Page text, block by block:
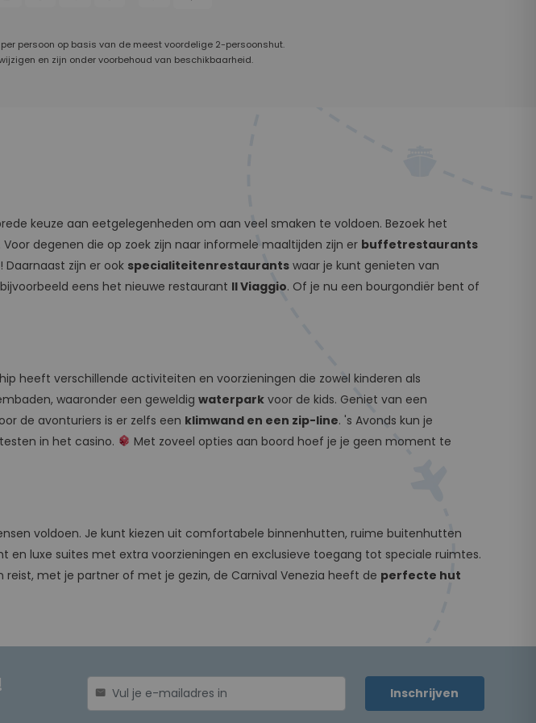
persoon op basis van de meest voordelige 2-persoonshut.
en zijn onder voorbehoud van beschikbaarheid.
keuze aan eetgelegenheden om aan veel smaken te voldoen. Bezoek het
degenen die op zoek zijn naar informele maaltijden zijn er buffetrestaurants
zijn er ook specialiteitenrestaurants waar je kunt genieten van
eens het nieuwe restaurant Il Viaggio. Of je nu een bourgondiër bent of
heeft verschillende activiteiten en voorzieningen die zowel kinderen als
waaronder een geweldig waterpark voor de kids. Geniet van een
de avonturiers is er zelfs een klimwand en een zip-line. 's Avonds kun je
in het casino.
Met zoveel opties aan boord hoef je je geen moment te
voldoen. Je kunt kiezen uit comfortabele binnenhutten, ruime buitenhutten
luxe suites met extra voorzieningen en exclusieve toegang tot speciale ruimtes.
met je partner of met je gezin, de Carnival Venezia heeft de perfecte hut
mail Inschrijven